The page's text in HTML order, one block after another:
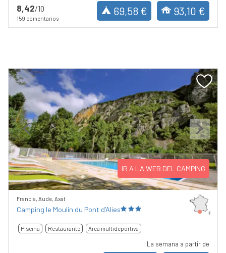
8,42/10
159 comentarios
69,58 € 93,10 €
Previous Next
IR A LA WEB DEL CAMPING
Francia, Aude, Axat
Camping le Moulin du Pont d’Alies
Piscina Restaurante Area multideportiva
La semana a partir de